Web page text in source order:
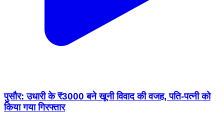
पुसौर: उधारी के ₹3000 बने खूनी विवाद की वजह, पति-पत्नी को
किया गया गिरफ्तार